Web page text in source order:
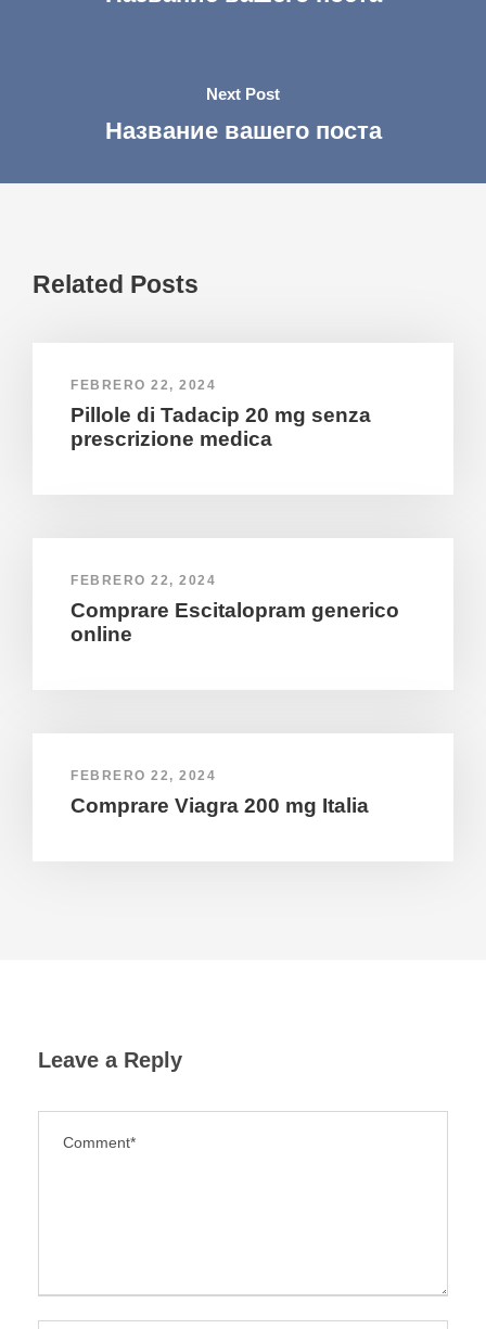
Next Post
Название вашего поста
Related Posts
FEBRERO 22, 2024
Pillole di Tadacip 20 mg senza
prescrizione medica
FEBRERO 22, 2024
Comprare Escitalopram generico
online
FEBRERO 22, 2024
Comprare Viagra 200 mg Italia
Leave a Reply